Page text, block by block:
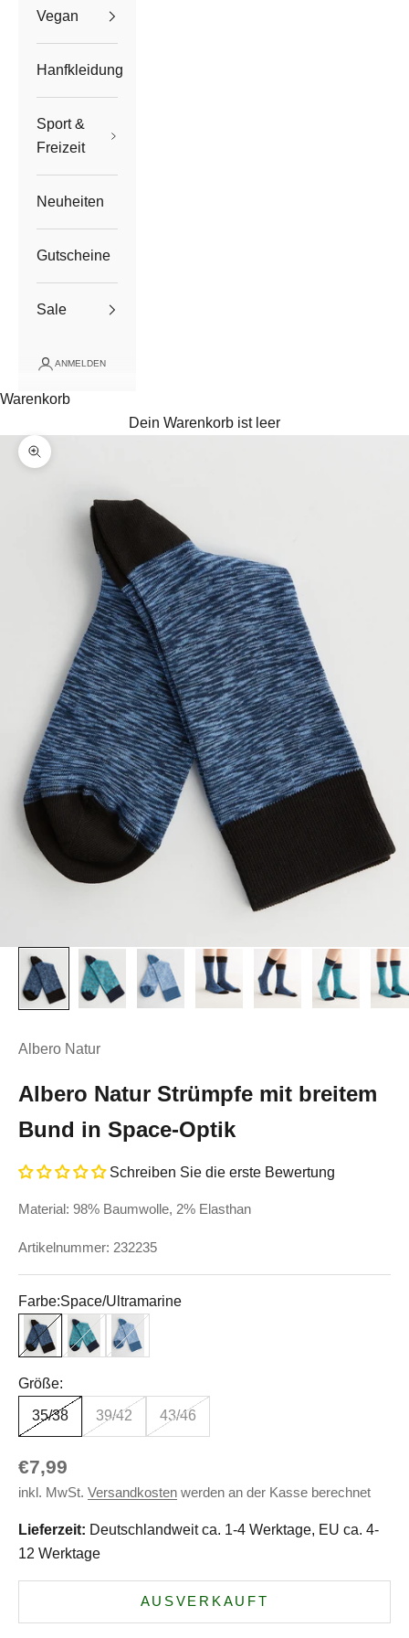
Vegan
Hanfkleidung
Sport &
Freizeit
Neuheiten
Gutscheine
Sale
ANMELDEN
Warenkorb
Dein Warenkorb ist leer
Bild vergrößern
Albero Natur
Albero Natur Strümpfe mit breitem
Bund in Space-Optik
Schreiben Sie die erste Bewertung
Material: 98% Baumwolle, 2% Elasthan
Artikelnummer: 232235
Farbe:Space/Ultramarine
Space/Ultramarine
Space/TürkisSpace/Himmelblau
Größe:
35/38 39/42 43/46
Angebot
€7,99
inkl. MwSt. Versandkosten werden an der Kasse berechnet
Lieferzeit: Deutschlandweit ca. 1-4 Werktage, EU ca. 4-
12 Werktage
AUSVERKAUFT